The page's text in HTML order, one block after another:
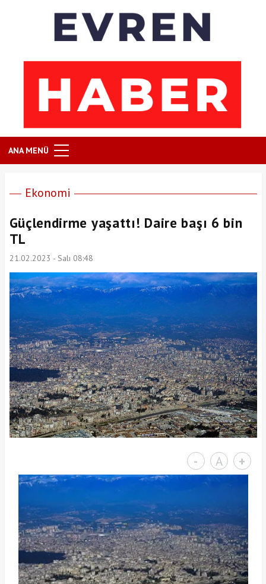
ANA MENÜ
Ekonomi
Güçlendirme yaşattı! Daire başı 6 bin
TL
21.02.2023 - Salı 08:48
- A +